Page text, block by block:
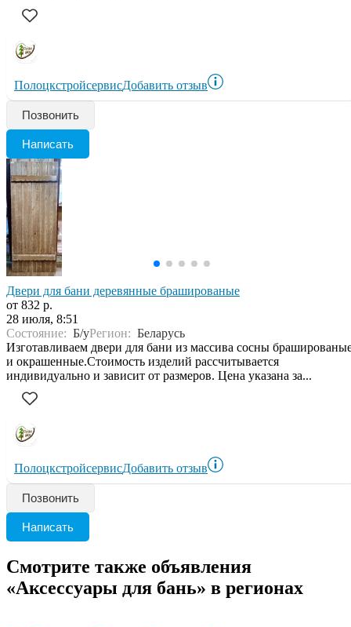
ПолоцкстройсервисДобавить отзыв
Позвонить
Написать
Двери для бани деревянные брашированые
от 832 р.
28 июля, 8:51
Состояние: Б/уРегион: Беларусь
Изготавливаем двери для бани из массива сосны
и окрашенные.Стоимость изделий рассчитывается
индивидуально и зависит от размеров. Цена указана за...
ПолоцкстройсервисДобавить отзыв
Позвонить
Написать
Смотрите также объявления
«Аксессуары для бань» в регионах